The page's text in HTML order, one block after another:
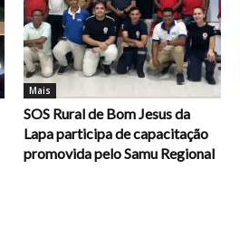
Mais
SOS Rural de Bom Jesus da
Lapa participa de capacitação
promovida pelo Samu Regional